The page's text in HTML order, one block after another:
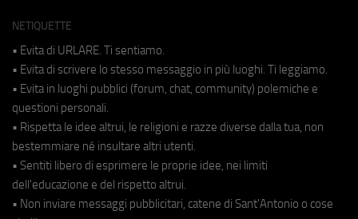
NETIQUETTE
• Evita di URLARE. Ti sentiamo.
• Evita di scrivere lo stesso messaggio in più luoghi. Ti leggiamo.
• Evita in luoghi pubblici (forum, chat, community) polemiche e
questioni personali.
• Rispetta le idee altrui, le religioni e razze diverse dalla tua, non
bestemmiare né insultare altri utenti.
• Sentiti libero di esprimere le proprie idee, nei limiti
dell'educazione e del rispetto altrui.
• Non inviare messaggi pubblicitari, catene di Sant'Antonio o cose